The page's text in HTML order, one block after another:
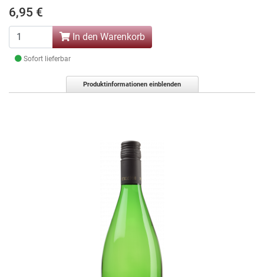
6,95 €
In den Warenkorb
Sofort lieferbar
Produktinformationen einblenden